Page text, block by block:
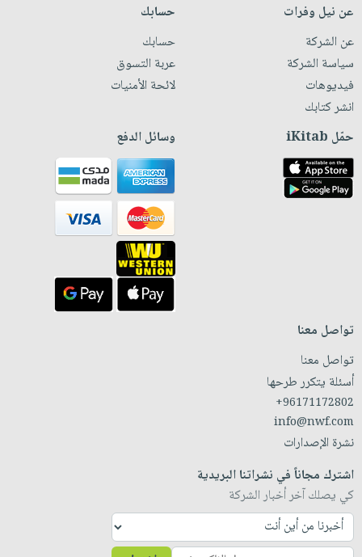
عن نيل وفرات
عن الشركة
سياسة الشركة
فيديوهات
انشر كتابك
حسابك
حسابك
عربة التسوق
لائحة الأمنيات
حمّل iKitab وسائل الدفع
تواصل معنا
تواصل معنا
أسئلة يتكرر طرحها
+96171172802
info@nwf.com
نشرة الإصدارات
اشترك مجاناً في نشراتنا البريدية
كي يصلك آخر أخبار الشركة